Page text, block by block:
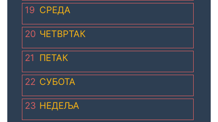
19 СРЕДА
20 ЧЕТВРТАК
21 ПЕТАК
22 СУБОТА
23 НЕДЕЉА